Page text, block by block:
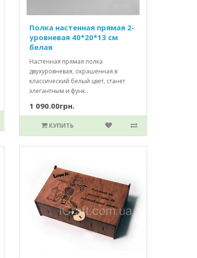
Полка настенная прямая 2-
уровневая 40*20*13 см
белая
Настенная прямая полка
двухуровневая, окрашенная в
классический белый цвет, станет
элегантным и функ..
1 090.00грн.
КУПИТЬ